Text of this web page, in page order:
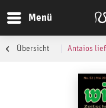
Menü
Übersicht Antaios